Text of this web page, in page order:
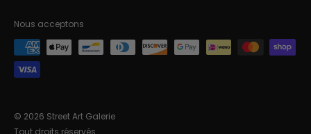
Nous acceptons
© 2026 Street Art Galerie
Tout droits réservés.